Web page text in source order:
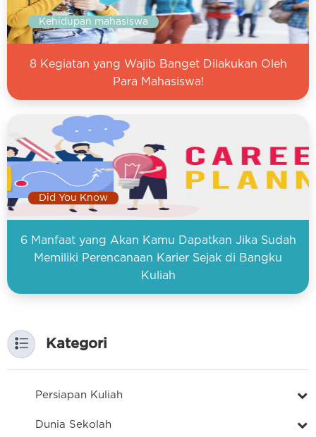
Kehidupan mahasiswa
8 Kegiatan yang Wajib Banget Dilakukan Oleh
Para Mahasiswa!
Did You Know
6 Manfaat yang Akan Kamu Dapatkan Jika Sudah
Memiliki Perencanaan Karier Sejak di Bangku
Kuliah
Kategori
Persiapan Kuliah
Dunia Sekolah